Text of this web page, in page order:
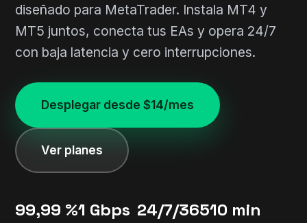
diseñado para MetaTrader. Instala MT4 y
MT5 juntos, conecta tus EAs y opera 24/7
con baja latencia y cero interrupciones.
Desplegar desde $14/mes
Ver planes
99,99 %1 Gbps 24/7/36510 min